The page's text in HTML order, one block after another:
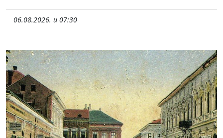
06.08.2026. u 07:30